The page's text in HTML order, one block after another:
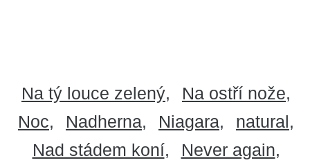
Na tý louce zelený
Na ostří nože
Noc
Nadherna Niagara
natural
Nad stádem koní
Never again